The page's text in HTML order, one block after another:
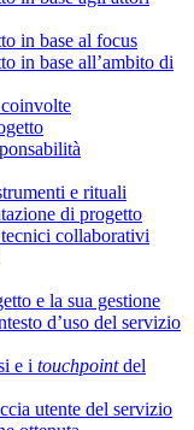
in base al focus
in base all’ambito di
e rituali
di progetto
collaborativi
e la sua gestione
d’uso del servizio
e i touchpointdel
utente del servizio